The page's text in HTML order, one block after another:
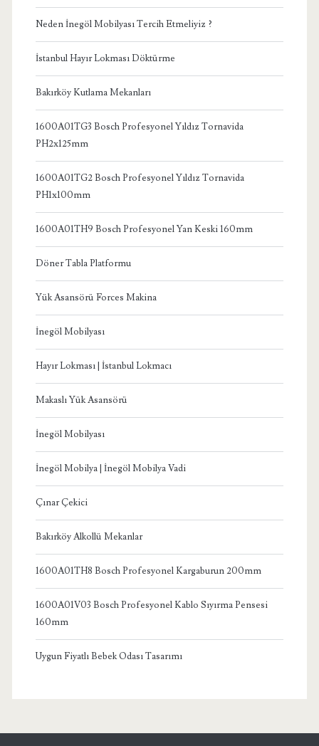
Neden İnegöl Mobilyası Tercih Etmeliyiz ?
İstanbul Hayır Lokması Döktürme
Bakırköy Kutlama Mekanları
1600A01TG3 Bosch Profesyonel Yıldız Tornavida
PH2x125mm
1600A01TG2 Bosch Profesyonel Yıldız Tornavida
PH1x100mm
1600A01TH9 Bosch Profesyonel Yan Keski 160mm
Döner Tabla Platformu
Yük Asansörü Forces Makina
İnegöl Mobilyası
Hayır Lokması | İstanbul Lokmacı
Makaslı Yük Asansörü
İnegöl Mobilyası
İnegöl Mobilya | İnegöl Mobilya Vadi
Çınar Çekici
Bakırköy Alkollü Mekanlar
1600A01TH8 Bosch Profesyonel Kargaburun 200mm
1600A01V03 Bosch Profesyonel Kablo Sıyırma Pensesi
160mm
Uygun Fiyatlı Bebek Odası Tasarımı